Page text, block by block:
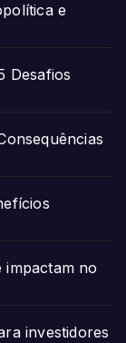
e
Desafios
impactam no
investidores